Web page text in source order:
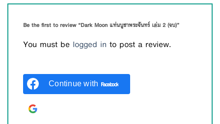
Be the first to review “Dark Moon แท่นบูชาพระจันทร์ เล่ม 2 (จบ)”
You must be logged in to post a review.
Continue with Facebook